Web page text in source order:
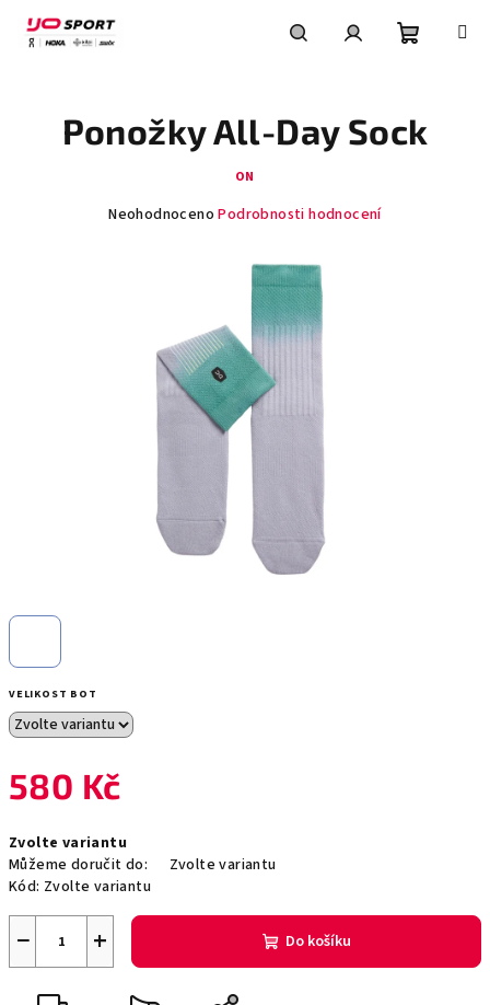
obsah
košík
VELIKOST BOT
580 Kč
cena:
Zvolte variantu
Můžeme doručit do:
Zvolte variantu
Kód: Zvolte variantu
+
− Do košíku
Ponožky All-Day Sock
ON
Průměrné
hvězdiček.
Neohodnoceno Podrobnosti hodnocení